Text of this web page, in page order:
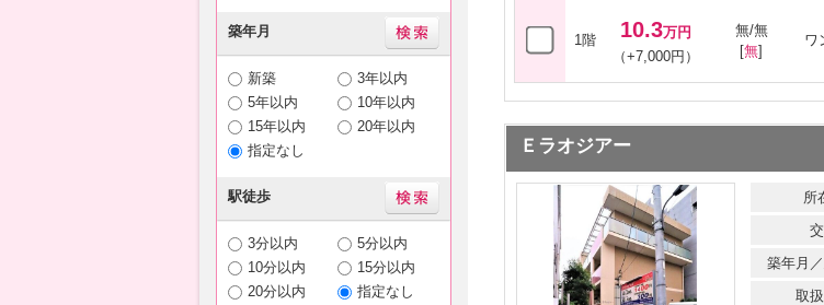
築年月
新築
3年以内
5年以内
10年以内
15年以内
20年以内
指定なし
駅徒歩
3分以内
5分以内
10分以内
15分以内
20分以内
指定なし
1階 10.3万円
（+7,000円）
無/無
[無]
ワ
Ｅラオジアー
所
築年月
取